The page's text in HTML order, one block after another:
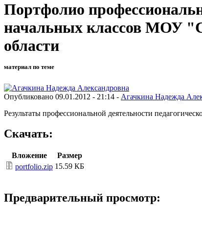
Портфолио
начальных классов МОУ
области
материал по теме
Опубликовано 09.01.2012 - 21:14 - Агачкина Надежда
Результаты профессиональной деятельности
Скачать:
Вложение
Размер
portfolio.zip 15.59 КБ
Предварительный просмотр: